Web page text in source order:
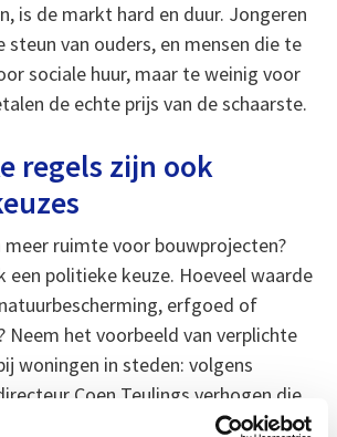
is de markt hard en duur. Jongeren
steun van ouders, en mensen die te
sociale huur, maar te weinig voor
de echte prijs van de schaarste.
regels zijn ook
meer ruimte voor bouwprojecten?
een politieke keuze. Hoeveel waarde
erfgoed of
Neem het voorbeeld van verplichte
woningen in steden: volgens
Coen Teulings verhogen die